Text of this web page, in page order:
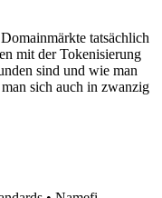
tatsächlich
mit der Tokenisierung
sind und wie man
sich auch in zwanzig